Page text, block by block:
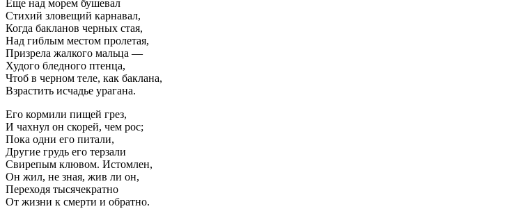
Еще над морем бушевал
Стихий зловещий карнавал,
Когда бакланов черных стая,
Над гиблым местом пролетая,
Призрела жалкого мальца —
Худого бледного птенца,
Чтоб в черном теле, как баклана,
Взрастить исчадье урагана.
Его кормили пищей грез,
И чахнул он скорей, чем рос;
Пока одни его питали,
Другие грудь его терзали
Свирепым клювом. Истомлен,
Он жил, не зная, жив ли он,
Переходя тысячекратно
От жизни к смерти и обратно.